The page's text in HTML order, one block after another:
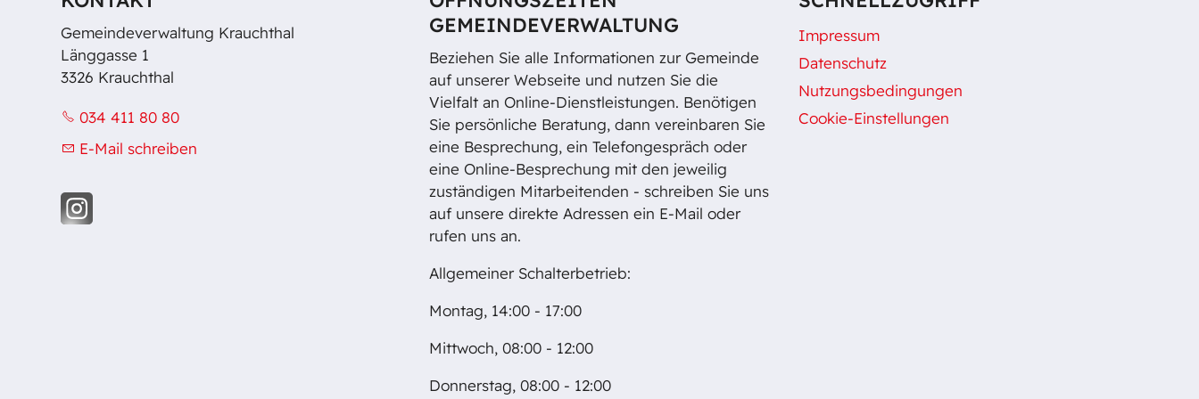
Gemeindeverwaltung Krauchthal
Länggasse 1
3326 Krauchthal
034 411 80 80
E-Mail schreiben
GEMEINDEVERWALTUNG
Beziehen Sie alle Informationen zur Gemeinde
auf unserer Webseite und nutzen Sie die
Vielfalt an Online-Dienstleistungen. Benötigen
Sie persönliche Beratung, dann vereinbaren Sie
eine Besprechung, ein Telefongespräch oder
eine Online-Besprechung mit den jeweilig
zuständigen Mitarbeitenden - schreiben Sie uns
auf unsere direkte Adressen ein E-Mail oder
rufen uns an.
Allgemeiner Schalterbetrieb:
Montag, 14:00 - 17:00
Mittwoch, 08:00 - 12:00
Donnerstag, 08:00 - 12:00
Impressum
Datenschutz
Nutzungsbedingungen
Cookie-Einstellungen